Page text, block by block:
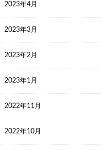
2023年4月
2023年3月
2023年2月
2023年1月
2022年11月
2022年10月